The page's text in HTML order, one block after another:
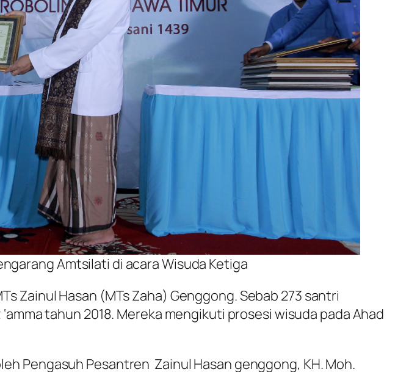
Amtsilati di acara Wisuda Ketiga
Zainul Hasan (MTs Zaha) Genggong. Sebab 273 santri
tahun 2018. Mereka mengikuti prosesi wisuda pada Ahad
Pengasuh Pesantren Zainul Hasan genggong, KH. Moh.